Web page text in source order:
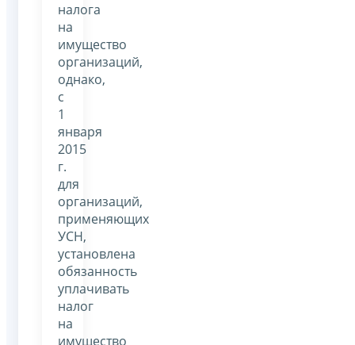
налога
на
имущество
организаций,
однако,
с
1
января
2015
г.
для
организаций,
применяющих
УСН,
установлена
обязанность
уплачивать
налог
на
имущество